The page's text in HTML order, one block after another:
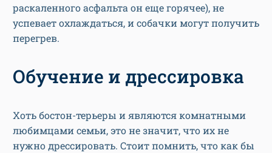
раскаленного асфальта он еще горячее), не
успевает охлаждаться, и собачки могут получить
перегрев.
Обучение и дрессировка
Хоть бостон-терьеры и являются комнатными
любимцами семьи, это не значит, что их не
нужно дрессировать. Стоит помнить, что как бы